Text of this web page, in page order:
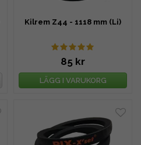
Kilrem Z44 - 1118 mm (Li)
85 kr
LÄGG I VARUKORG